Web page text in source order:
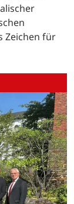
Zeichen für